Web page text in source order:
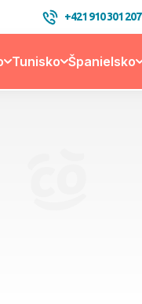
+421 910 301 207
Tunisko Španielsko